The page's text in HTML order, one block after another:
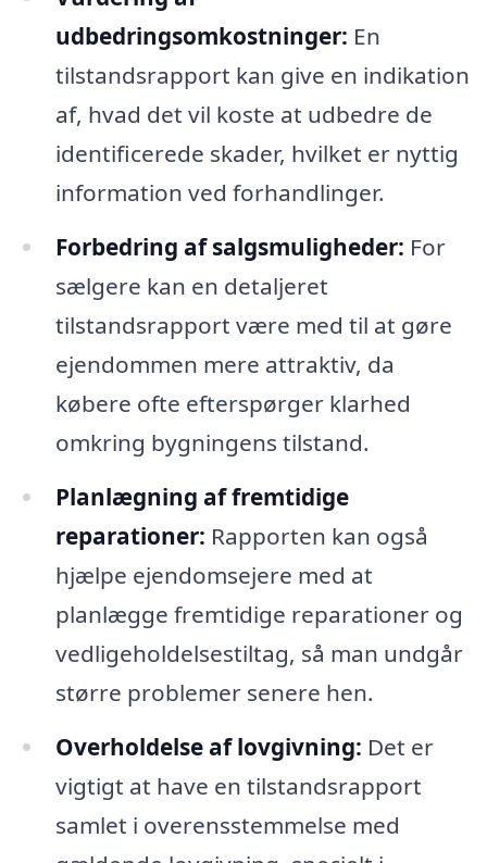
udbedringsomkostninger: En
tilstandsrapport kan give en indikation
af, hvad det vil koste at udbedre de
identificerede skader, hvilket er nyttig
information ved forhandlinger.
Forbedring af salgsmuligheder: For
sælgere kan en detaljeret
tilstandsrapport være med til at gøre
ejendommen mere attraktiv, da
købere ofte efterspørger klarhed
omkring bygningens tilstand.
Planlægning af fremtidige
reparationer: Rapporten kan også
hjælpe ejendomsejere med at
planlægge fremtidige reparationer og
vedligeholdelsestiltag, så man undgår
større problemer senere hen.
Overholdelse af lovgivning: Det er
vigtigt at have en tilstandsrapport
samlet i overensstemmelse med